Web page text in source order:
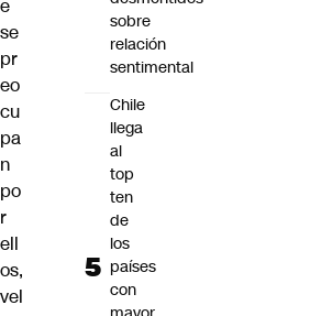
e
se
pr
eo
cu
pa
n
po
r
ell
os,
vel
sobre
relación
sentimental
Chile
llega
al
top
ten
de
los
países
con